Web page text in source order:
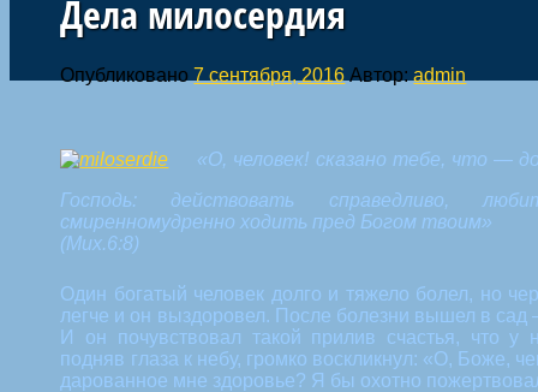
Дела милосердия
Опубликовано7 сентября, 2016 Автор:admin
«О, человек! сказано тебе, что —
Господь: действовать справедливо,
смиренномудренно ходить пред Богом твоим»
(Мих.6:8)
Один богатый человек долго и тяжело болел, но
легче и он выздоровел. После болезни вышел в
И он почувствовал такой прилив счастья, что у
подняв глаза к небу, громко воскликнул: «О, Боже,
дарованное мне здоровье? Я бы охотно